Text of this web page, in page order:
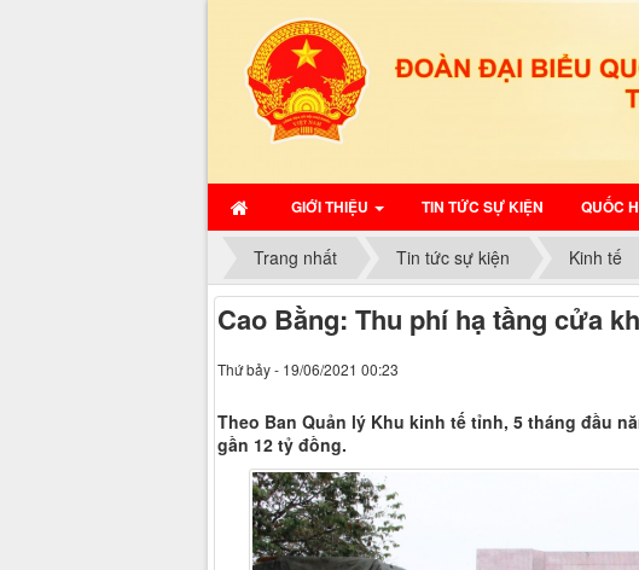
GIỚI THIỆU TIN TỨC SỰ KIỆN QUỐC
Trang nhất Tin tức sự kiện Kinh tế
Cao Bằng: Thu phí hạ tầng cửa
Thứ bảy - 19/06/2021 00:23
Theo Ban Quản lý Khu kinh tế tỉnh, 5 tháng đầu
gần 12 tỷ đồng.